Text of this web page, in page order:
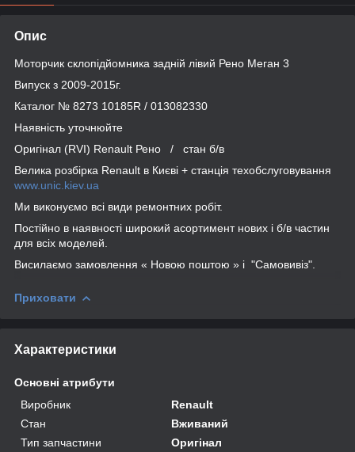
Опис
Моторчик склопідйомника задній лівий Рено Меган 3
Випуск з 2009-2015г.
Каталог № 8273 10185R / 013082330
Наявність уточнюйте
Оригінал (RVI) Renault Рено / стан б/в
Велика розбірка Renault в Києві + станція техобслуговування
www.unic.kiev.ua
Ми виконуємо всі види ремонтних робіт.
Постійно в наявності широкий асортимент нових і б/в частин
для всіх моделей.
Висилаємо замовлення « Новою поштою » і "Самовивіз".
Приховати
Характеристики
Основні атрибути
Виробник
Renault
Стан
Вживаний
Тип запчастини
Оригінал